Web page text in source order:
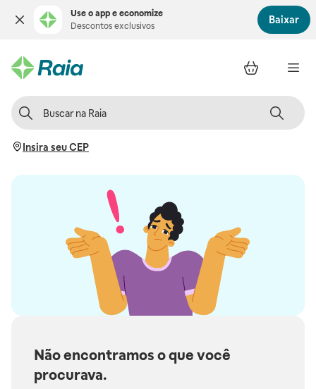
Use o app e economize
Descontos exclusivos
Baixar
Insira seu CEP
Não encontramos o que você
procurava.